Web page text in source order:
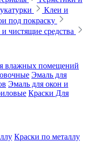
Клеи и
под покраску
чистящие средства
влажных помещений
Эмаль для
Эмаль для окон и
Краски Для
Краски по металлу